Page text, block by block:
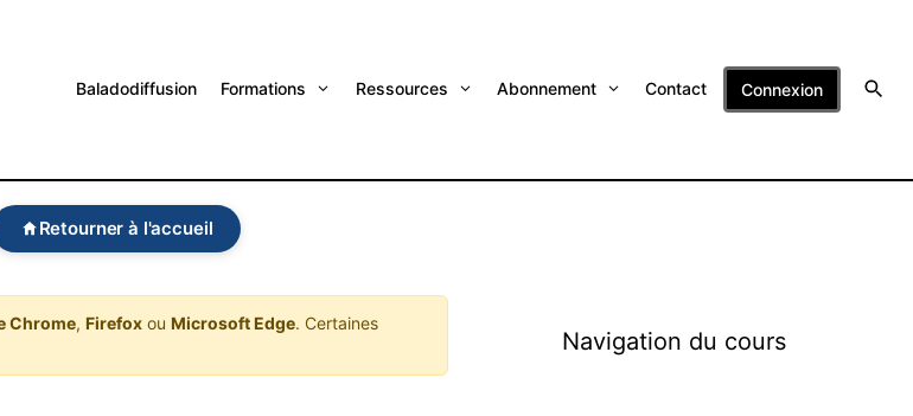
Baladodiffusion Formations Ressources Abonnement Contact Connexion
Retourner à l'accueil
Chrome, Firefoxou Microsoft Edge. Certaines
Navigation du cours